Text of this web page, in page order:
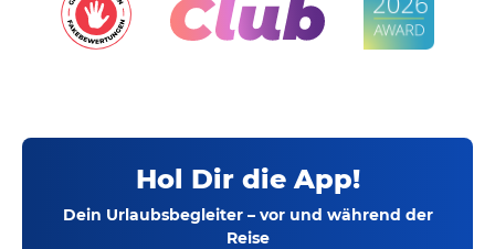
Hol Dir die App!
Dein Urlaubsbegleiter – vor und während der
Reise